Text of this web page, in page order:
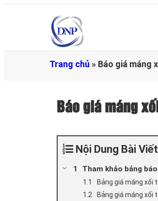
Trang chủ » Báo giá máng
Báo giá máng
Nội Dung Bài Viết
Tham khảo bảng
Bảng giá máng xối
Bảng giá máng xối